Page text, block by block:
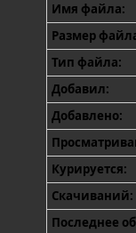
Имя файла:
Размер
Тип файла:
Добавил:
Добавлено:
Курируется:
Скачиваний:
Последнее